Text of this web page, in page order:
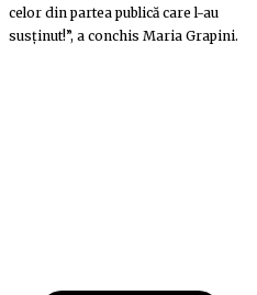
celor din partea publică care l-au
susținut!”, a conchis Maria Grapini.